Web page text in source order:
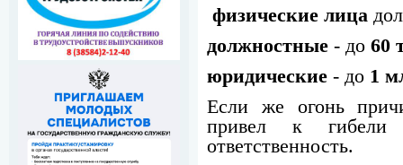
физические лица
должностные - до 60
юридические - до 1
Если же огонь
привел к гибели
ответственность.